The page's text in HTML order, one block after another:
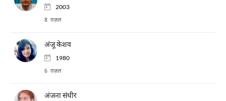
2003
8 ग़ज़ल
अंजू केशव
1980
6 ग़ज़ल
अंजना संधीर